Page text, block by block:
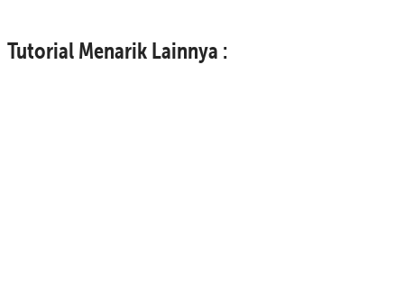
Tutorial Menarik Lainnya :